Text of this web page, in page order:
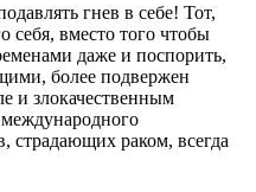
гнев в себе! Тот,
себя, вместо того чтобы
даже и поспорить,
более подвержен
и злокачественным
международного
страдающих раком, всегда